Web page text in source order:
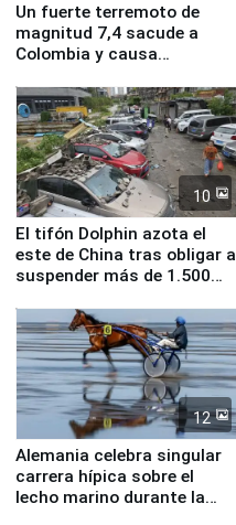
Un fuerte terremoto de
magnitud 7,4 sacude a
Colombia y causa
10
El tifón Dolphin azota el
este de China tras obligar a
suspender más de 1.500
12
Alemania celebra singular
carrera hípica sobre el
lecho marino durante la